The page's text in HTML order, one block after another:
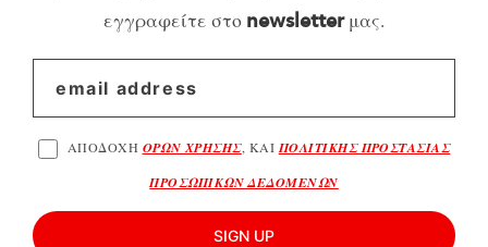
εγγραφείτε στο newsletterμας.
ΑΠΟΔΟΧΗ ΟΡΩΝ ΧΡΗΣΗΣ, ΚΑΙΠΟΛΙΤΙΚΗΣ ΠΡΟΣΤΑΣΙΑΣ
ΠΡΟΣΩΠΙΚΩΝ ΔΕΔΟΜΕΝΩΝ
SIGN UP